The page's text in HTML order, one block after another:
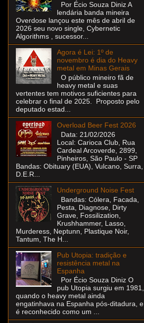
Por Écio Souza Diniz A
lendária banda mineira
Overdose lançou este mês de abril de
2026 seu novo single, Cybernetic
Algorithms , sucessor...
Agora é Lei: 1º de
novembro é dia do Heavy
metal em Minas Gerais
O público mineiro fã de
heavy metal e suas
vertentes tem motivos suficientes para
celebrar o final de 2025. Proposto pelo
deputado estad...
Overload Beer Fest 2026
Data: 21/02/2026
Local: Carioca Club, Rua
Cardeal Arcoverde, 2899,
Pinheiros, São Paulo - SP
Bandas: Obituary (EUA), Vulcano, Surra,
D.E.R...
Underground Noise Fest
Bandas: Cólera, Facada,
Pesta, Diagnose, Dirty
Grave, Fossilization,
Krushhammer, Lasso,
Murderess, Neptunn, Plastique Noir,
Tantum, The H...
Pub Utopia: tradição e
resistência metal na
Espanha
Por Écio Souza Diniz O
pub Utopia surgiu em 1981,
quando o heavy metal ainda
engatinhava na Espanha pós-ditadura, e
é reconhecido como um ...